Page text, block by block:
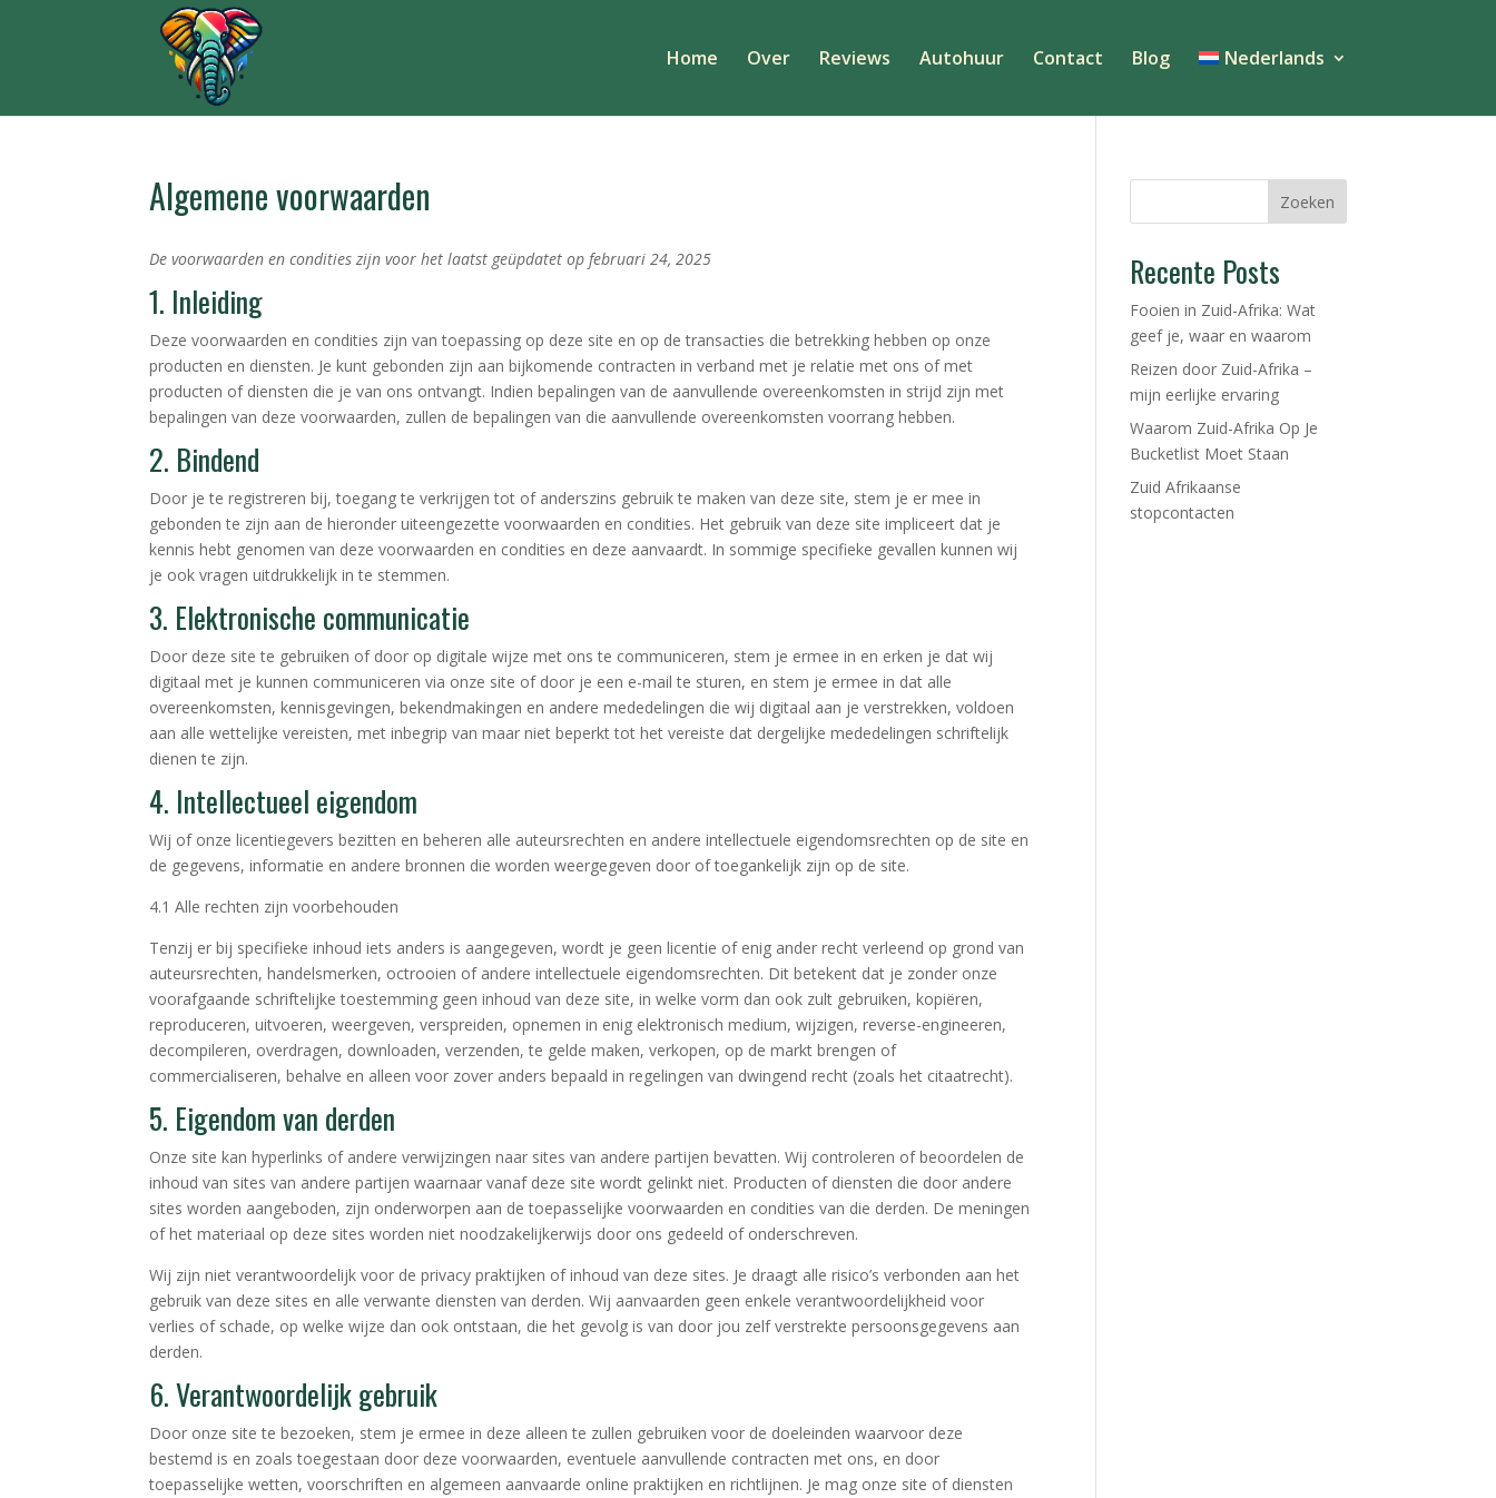
Home Over Reviews Autohuur Contact Blog Nederlands
Algemene voorwaarden
De voorwaarden en condities zijn voor het laatst geüpdatet op februari 24, 2025
1. Inleiding
Deze voorwaarden en condities zijn van toepassing op deze site en op de transacties die betrekking hebben op onze
producten en diensten. Je kunt gebonden zijn aan bijkomende contracten in verband met je relatie met ons of met
producten of diensten die je van ons ontvangt. Indien bepalingen van de aanvullende overeenkomsten in strijd zijn met
bepalingen van deze voorwaarden, zullen de bepalingen van die aanvullende overeenkomsten voorrang hebben.
2. Bindend
Door je te registreren bij, toegang te verkrijgen tot of anderszins gebruik te maken van deze site, stem je er mee in
gebonden te zijn aan de hieronder uiteengezette voorwaarden en condities. Het gebruik van deze site impliceert dat je
kennis hebt genomen van deze voorwaarden en condities en deze aanvaardt. In sommige specifieke gevallen kunnen wij
je ook vragen uitdrukkelijk in te stemmen.
3. Elektronische communicatie
Door deze site te gebruiken of door op digitale wijze met ons te communiceren, stem je ermee in en erken je dat wij
digitaal met je kunnen communiceren via onze site of door je een e-mail te sturen, en stem je ermee in dat alle
overeenkomsten, kennisgevingen, bekendmakingen en andere mededelingen die wij digitaal aan je verstrekken, voldoen
aan alle wettelijke vereisten, met inbegrip van maar niet beperkt tot het vereiste dat dergelijke mededelingen schriftelijk
dienen te zijn.
4. Intellectueel eigendom
Wij of onze licentiegevers bezitten en beheren alle auteursrechten en andere intellectuele eigendomsrechten op de site en
de gegevens, informatie en andere bronnen die worden weergegeven door of toegankelijk zijn op de site.
4.1 Alle rechten zijn voorbehouden
Tenzij er bij specifieke inhoud iets anders is aangegeven, wordt je geen licentie of enig ander recht verleend op grond van
auteursrechten, handelsmerken, octrooien of andere intellectuele eigendomsrechten. Dit betekent dat je zonder onze
voorafgaande schriftelijke toestemming geen inhoud van deze site, in welke vorm dan ook zult gebruiken, kopiëren,
reproduceren, uitvoeren, weergeven, verspreiden, opnemen in enig elektronisch medium, wijzigen, reverse-engineeren,
decompileren, overdragen, downloaden, verzenden, te gelde maken, verkopen, op de markt brengen of
commercialiseren, behalve en alleen voor zover anders bepaald in regelingen van dwingend recht (zoals het citaatrecht).
5. Eigendom van derden
Onze site kan hyperlinks of andere verwijzingen naar sites van andere partijen bevatten. Wij controleren of beoordelen de
inhoud van sites van andere partijen waarnaar vanaf deze site wordt gelinkt niet. Producten of diensten die door andere
sites worden aangeboden, zijn onderworpen aan de toepasselijke voorwaarden en condities van die derden. De meningen
of het materiaal op deze sites worden niet noodzakelijkerwijs door ons gedeeld of onderschreven.
Wij zijn niet verantwoordelijk voor de privacy praktijken of inhoud van deze sites. Je draagt alle risico’s verbonden aan het
gebruik van deze sites en alle verwante diensten van derden. Wij aanvaarden geen enkele verantwoordelijkheid voor
verlies of schade, op welke wijze dan ook ontstaan, die het gevolg is van door jou zelf verstrekte persoonsgegevens aan
derden.
6. Verantwoordelijk gebruik
Door onze site te bezoeken, stem je ermee in deze alleen te zullen gebruiken voor de doeleinden waarvoor deze
bestemd is en zoals toegestaan door deze voorwaarden, eventuele aanvullende contracten met ons, en door
toepasselijke wetten, voorschriften en algemeen aanvaarde online praktijken en richtlijnen. Je mag onze site of diensten
Zoeken
Recente Posts
Fooien in Zuid-Afrika: Wat
geef je, waar en waarom
Reizen door Zuid-Afrika –
mijn eerlijke ervaring
Waarom Zuid-Afrika Op Je
Bucketlist Moet Staan
Zuid Afrikaanse
stopcontacten